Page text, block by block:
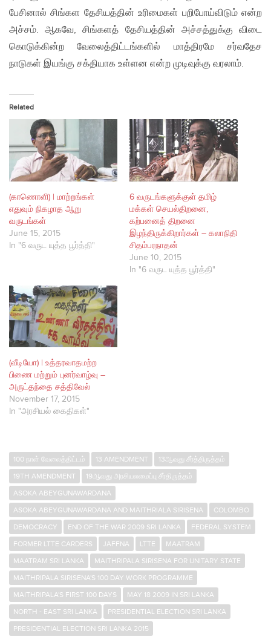
பேசினால் சிங்கள தேசியத்தின் உரிமைகள் பறிபோய்விடும் என்ற
அச்சம். ஆகவே, சிங்களத் தேசியத்தின் அச்சத்துக்கு விடை
கொடுக்கின்ற வேலைத்திட்டங்களில் மாத்திரமே சர்வதேச
நாடுகள் இயங்கு சக்தியாக உள்ளன என்ற முடிவுக்கு வரலாம்.
Related
(காணொளி) | மாற்றங்கள்
எதுவும் நிகழாத ஆறு
வருடங்கள்
June 15, 2015
In "6 வருட யுத்த பூர்த்தி"
6 வருடங்களுக்குள் தமிழ்
மக்கள் செயல்திறனை,
கற்பனைத் திறனை
இழந்திருக்கிறார்கள் – கலாநிதி
சிதம்பரநாதன்
June 10, 2015
In "6 வருட யுத்த பூர்த்தி"
(வீடியோ) | உத்தரவாதமற்ற
பிணை மற்றும் புனர்வாழ்வு –
அருட்தந்தை சத்திவேல்
November 17, 2015
In "அரசியல் கைதிகள்"
100 நாள் வேலைத்திட்டம் 13 AMENDMENT
13ஆவது சீர்த்திருத்தம்
19TH AMENDMENT
19ஆவது அரசியலமைப்பு சீர்திருத்தம்
ASOKA ABEYGUNAWARDANA
ASOKA ABEYGUNAWARDANA AND MAITHRIALA SIRISENA
COLOMBO
DEMOCRACY
END OF THE WAR 2009 SRI LANKA
FEDERAL SYSTEM
FORMER LTTE CARDERS
JAFFNA LTTE
MAATRAM
MAATRAM SRI LANKA
MAITHRIPALA SIRISENA FOR UNITARY STATE
MAITHRIPALA SIRISENA'S 100 DAY WORK PROGRAMME
MAITHRIPALA'S FIRST 100 DAYS
MAY 18 2009 IN SRI LANKA
NORTH - EAST SRI LANKA
PRESIDENTIAL ELECTION SRI LANKA
PRESIDENTIAL ELECTION SRI LANKA 2015